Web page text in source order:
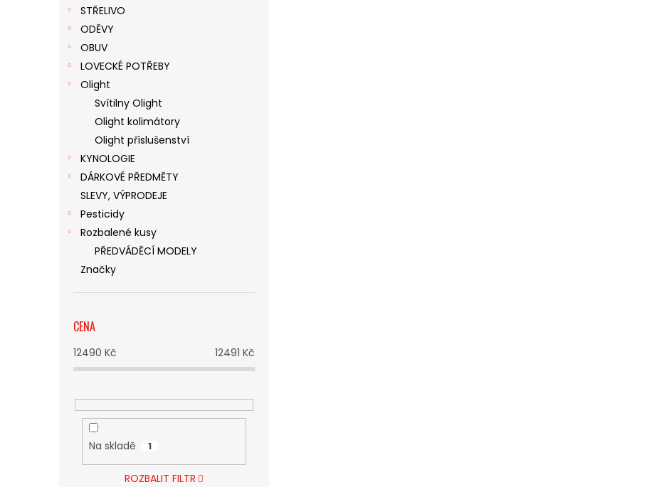
STŘELIVO
ODĚVY
OBUV
LOVECKÉ POTŘEBY
Olight
Svítilny Olight
Olight kolimátory
Olight příslušenství
KYNOLOGIE
DÁRKOVÉ PŘEDMĚTY
SLEVY, VÝPRODEJE
Pesticidy
Rozbalené kusy
PŘEDVÁDĚCÍ MODELY
Značky
CENA
12490 Kč 12491 Kč
Na skladě 1
ROZBALIT FILTR